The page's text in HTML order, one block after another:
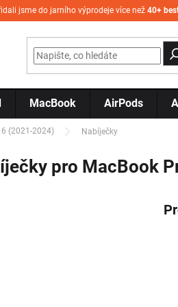
jsme do jarního výprodeje více než 40+
MacBook AirPods
(2021-2024) Nabíječky
pro MacBook